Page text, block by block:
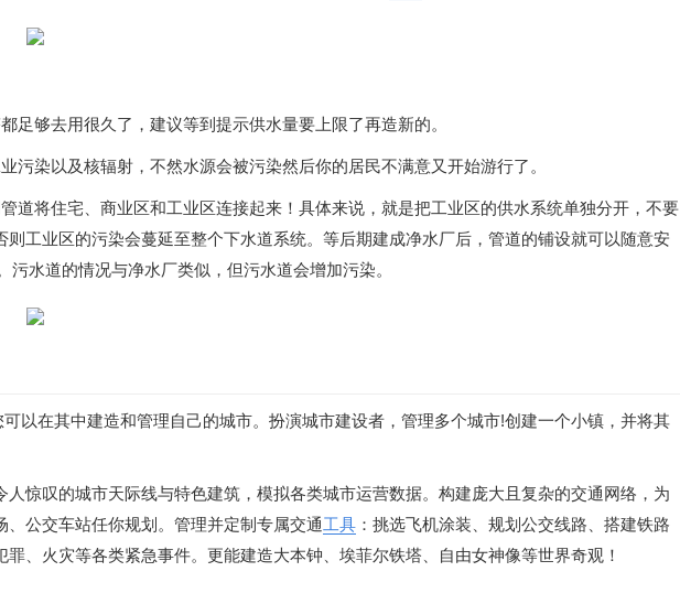
足够去用很久了，建议等到提示供水量要上限了再造新的。
污染以及核辐射，不然水源会被污染然后你的居民不满意又开始游行了。
道将住宅、商业区和工业区连接起来！具体来说，就是把工业区的供水系统单独分开，不要
工业区的污染会蔓延至整个下水道系统。等后期建成净水厂后，管道的铺设就可以随意安
水道的情况与净水厂类似，但污水道会增加污染。
以在其中建造和管理自己的城市。扮演城市建设者，管理多个城市!创建一个小镇，并将其
惊叹的城市天际线与特色建筑，模拟各类城市运营数据。构建庞大且复杂的交通网络，为
公交车站任你规划。管理并定制专属交通工具 ：挑选飞机涂装、规划公交线路、搭建铁路
、火灾等各类紧急事件。更能建造大本钟、埃菲尔铁塔、自由女神像等世界奇观！